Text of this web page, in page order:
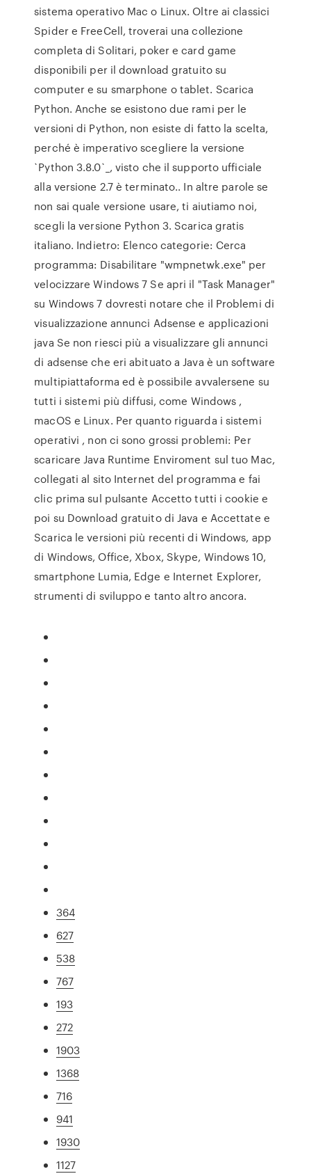
sistema operativo Mac o Linux. Oltre ai classici
Spider e FreeCell, troverai una collezione
completa di Solitari, poker e card game
disponibili per il download gratuito su
computer e su smarphone o tablet. Scarica
Python. Anche se esistono due rami per le
versioni di Python, non esiste di fatto la scelta,
perché è imperativo scegliere la versione
`Python 3.8.0`_, visto che il supporto ufficiale
alla versione 2.7 è terminato.. In altre parole se
non sai quale versione usare, ti aiutiamo noi,
scegli la versione Python 3. Scarica gratis
italiano. Indietro: Elenco categorie: Cerca
programma: Disabilitare "wmpnetwk.exe" per
velocizzare Windows 7 Se apri il "Task Manager"
su Windows 7 dovresti notare che il Problemi di
visualizzazione annunci Adsense e applicazioni
java Se non riesci più a visualizzare gli annunci
di adsense che eri abituato a Java è un software
multipiattaforma ed è possibile avvalersene su
tutti i sistemi più diffusi, come Windows ,
macOS e Linux. Per quanto riguarda i sistemi
operativi , non ci sono grossi problemi: Per
scaricare Java Runtime Enviroment sul tuo Mac,
collegati al sito Internet del programma e fai
clic prima sul pulsante Accetto tutti i cookie e
poi su Download gratuito di Java e Accettate e
Scarica le versioni più recenti di Windows, app
di Windows, Office, Xbox, Skype, Windows 10,
smartphone Lumia, Edge e Internet Explorer,
strumenti di sviluppo e tanto altro ancora.
364
627
538
767
193
272
1903
1368
716
941
1930
1127